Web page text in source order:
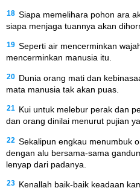
18 Siapa memelihara pohon ara
siapa menjaga tuannya akan
19 Seperti air mencerminkan
mencerminkan manusia itu.
20 Dunia orang mati dan
mata manusia tak akan puas.
21
Kui untuk melebur perak dan
dan orang dinilai menurut pujian
22 Sekalipun engkau menumbuk
dengan alu bersama-sama
lenyap dari padanya.
23 Kenallah baik-baik keadaan